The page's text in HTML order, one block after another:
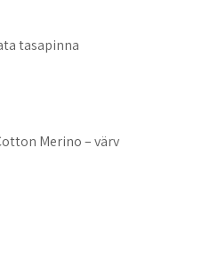
tasapinna
Merino – värv